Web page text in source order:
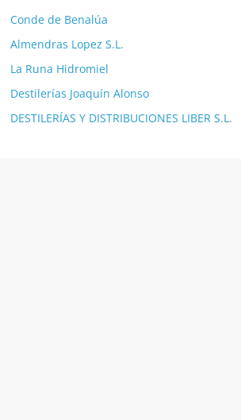
Conde de Benalúa
Almendras Lopez S.L.
La Runa Hidromiel
Destilerías Joaquín Alonso
DESTILERÍAS Y DISTRIBUCIONES LIBER S.L.